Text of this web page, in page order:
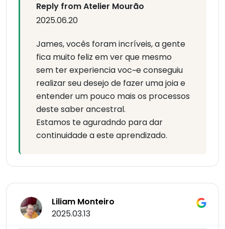
Reply from Atelier Mourão
2025.06.20
James, vocês foram incríveis, a gente
fica muito feliz em ver que mesmo
sem ter experiencia voc~e conseguiu
realizar seu desejo de fazer uma joia e
entender um pouco mais os processos
deste saber ancestral.
Estamos te aguradndo para dar
continuidade a este aprendizado.
Liliam Monteiro
2025.03.13